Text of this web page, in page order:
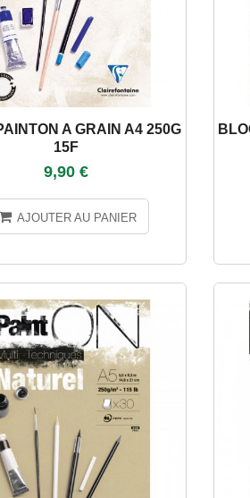
A GRAIN A4 250G
15F
9,90 €
AJOUTER AU PANIER